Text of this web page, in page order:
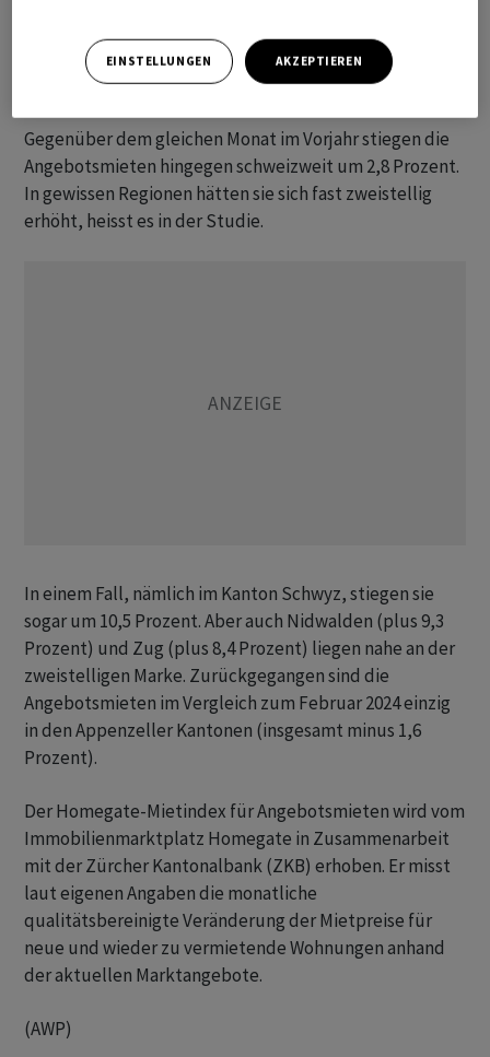
hingegen rückläufig.
Steigerung im Vorjahresvergleich
Gegenüber dem gleichen Monat im Vorjahr stiegen die
Angebotsmieten hingegen schweizweit um 2,8 Prozent.
In gewissen Regionen hätten sie sich fast zweistellig
erhöht, heisst es in der Studie.
In einem Fall, nämlich im Kanton Schwyz, stiegen sie
sogar um 10,5 Prozent. Aber auch Nidwalden (plus 9,3
Prozent) und Zug (plus 8,4 Prozent) liegen nahe an der
zweistelligen Marke. Zurückgegangen sind die
Angebotsmieten im Vergleich zum Februar 2024 einzig
in den Appenzeller Kantonen (insgesamt minus 1,6
Prozent).
Der Homegate-Mietindex für Angebotsmieten wird vom
Immobilienmarktplatz Homegate in Zusammenarbeit
mit der Zürcher Kantonalbank (ZKB) erhoben. Er misst
laut eigenen Angaben die monatliche
qualitätsbereinigte Veränderung der Mietpreise für
neue und wieder zu vermietende Wohnungen anhand
der aktuellen Marktangebote.
(AWP)
EINSTELLUNGEN AKZEPTIEREN